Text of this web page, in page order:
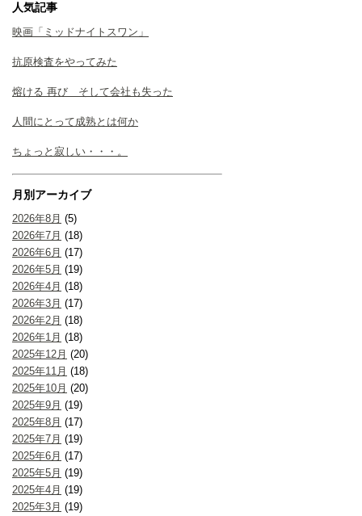
人気記事
映画「ミッドナイトスワン」
抗原検査をやってみた
熔ける 再び そして会社も失った
人間にとって成熟とは何か
ちょっと寂しい・・・。
月別アーカイブ
2026年8月 (5)
2026年7月 (18)
2026年6月 (17)
2026年5月 (19)
2026年4月 (18)
2026年3月 (17)
2026年2月 (18)
2026年1月 (18)
2025年12月 (20)
2025年11月 (18)
2025年10月 (20)
2025年9月 (19)
2025年8月 (17)
2025年7月 (19)
2025年6月 (17)
2025年5月 (19)
2025年4月 (19)
2025年3月 (19)